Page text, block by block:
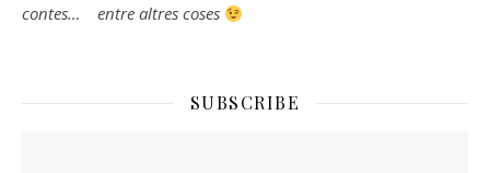
contes… entre altres coses
SUBSCRIBE